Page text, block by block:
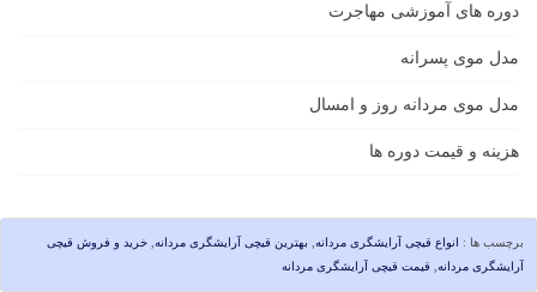
دوره های آموزشی مهاجرت
مدل موی پسرانه
مدل موی مردانه روز و امسال
هزینه و قیمت دوره ها
برچسب ها : انواع قیچی آرایشگری مردانه بهترین قیچی آرایشگری مردانه خرید و فروش قیچی
آرایشگری مردانه
قیمت قیچی آرایشگری مردانه